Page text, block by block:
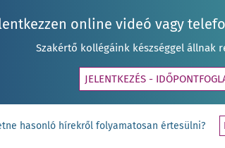
online videó vagy
Szakértő kollégáink készséggel állnak
JELENTKEZÉS -
hasonló hírekről folyamatosan értesülni?